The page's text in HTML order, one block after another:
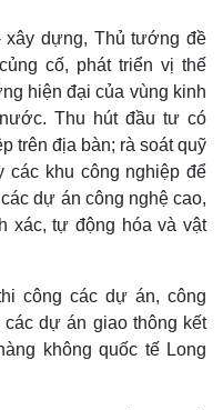
dựng, Thủ tướng đề
cố, phát triển vị thế
hiện đại của vùng kinh
Thu hút đầu tư có
trên địa bàn; rà soát quỹ
các khu công nghiệp để
dự án công nghệ cao,
xác, tự động hóa và vật
công các dự án, công
dự án giao thông kết
không quốc tế Long